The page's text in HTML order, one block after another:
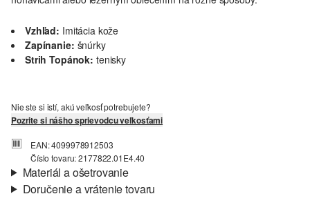
Vzhľad: Imitácia kože
Zapínanie: šnúrky
Strih Topánok: tenisky
Nie ste si istí, akú veľkosť potrebujete?
Pozrite si nášho sprievodcu veľkosťami
EAN: 4099978912503
Číslo tovaru: 2177822.01E4.40
Materiál a ošetrovanie
Doručenie a vrátenie tovaru